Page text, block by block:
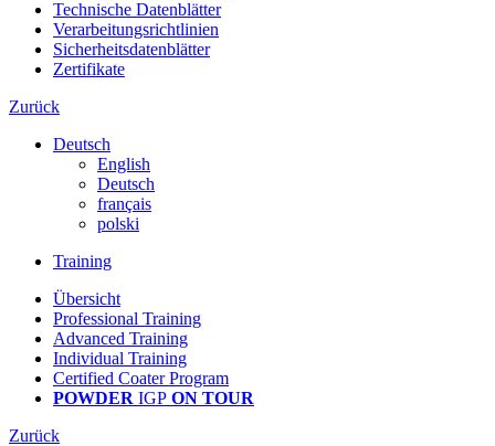
Technische Datenblätter
Verarbeitungsrichtlinien
Sicherheitsdatenblätter
Zertifikate
Zurück
Deutsch
English
Deutsch
français
polski
Training
Übersicht
Professional Training
Advanced Training
Individual Training
Certified Coater Program
POWDER IGP ON TOUR
Zurück